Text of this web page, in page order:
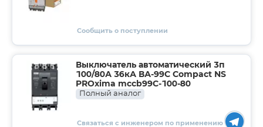
Сообщить о поступлении
Выключатель автоматический 3п
100/80А 36кА ВА-99C Compact NS
PROxima mccb99C-100-80
Полный аналог
Связаться с инженером по применению